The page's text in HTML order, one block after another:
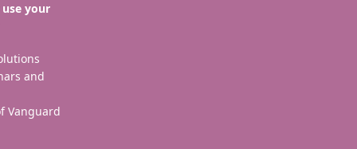
your
and
Vanguard